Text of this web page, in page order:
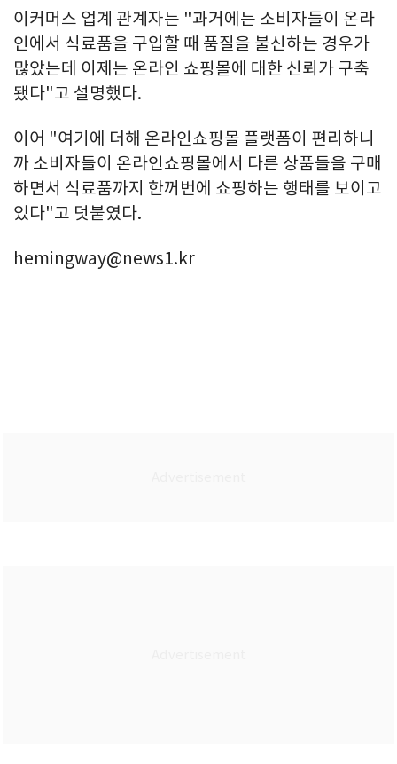
이커머스 업계 관계자는 "과거에는 소비자들이 온라
인에서 식료품을 구입할 때 품질을 불신하는 경우가
많았는데 이제는 온라인 쇼핑몰에 대한 신뢰가 구축
됐다"고 설명했다.
이어 "여기에 더해 온라인쇼핑몰 플랫폼이 편리하니
까 소비자들이 온라인쇼핑몰에서 다른 상품들을 구매
하면서 식료품까지 한꺼번에 쇼핑하는 행태를 보이고
있다"고 덧붙였다.
hemingway@news1.kr